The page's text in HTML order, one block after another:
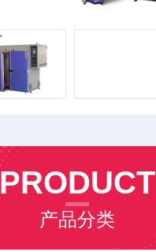
PRODUCT
产品分类